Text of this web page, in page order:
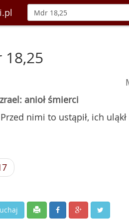
18,25
anioł śmierci
Przed nimi to ustąpił, ich